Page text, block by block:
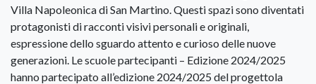
Villa Napoleonica di San Martino. Questi spazi sono diventati
protagonisti di racconti visivi personali e originali,
espressione dello sguardo attento e curioso delle nuove
generazioni. Le scuole partecipanti – Edizione 2024/2025
hanno partecipato all’edizione 2024/2025 del progettola